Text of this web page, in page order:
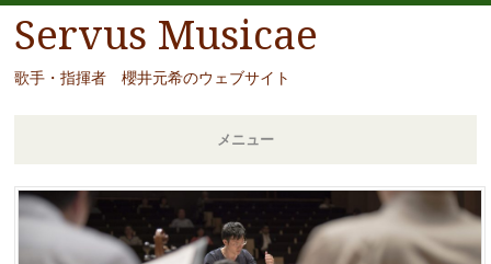
Servus Musicae
歌手・指揮者 櫻井元希のウェブサイト
メニュー
コ
ン
テ